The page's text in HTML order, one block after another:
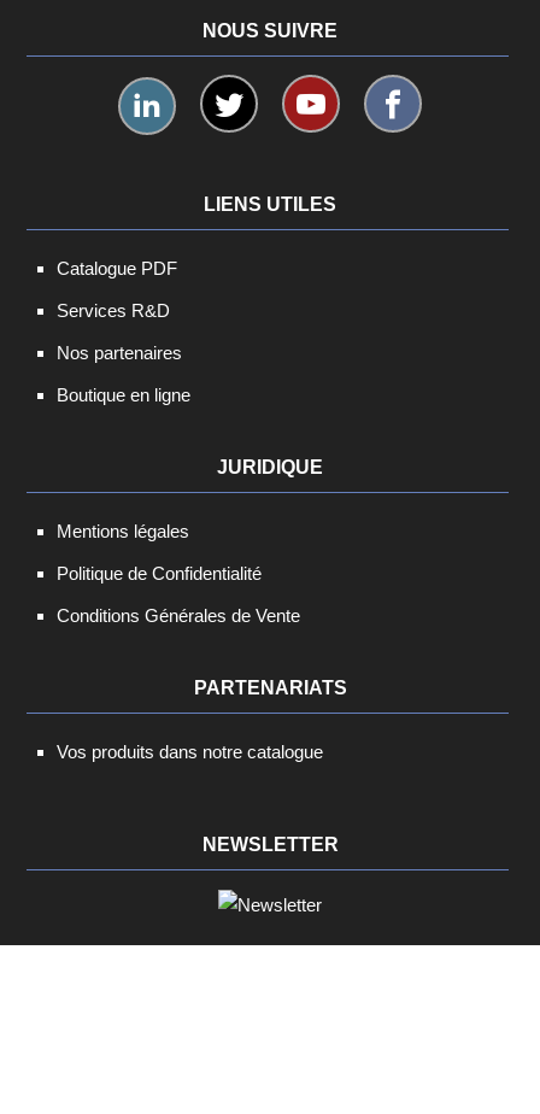
NOUS SUIVRE
LIENS UTILES
Catalogue PDF
Services R&D
Nos partenaires
Boutique en ligne
JURIDIQUE
Mentions légales
Politique de Confidentialité
Conditions Générales de Vente
PARTENARIATS
Vos produits dans notre catalogue
NEWSLETTER